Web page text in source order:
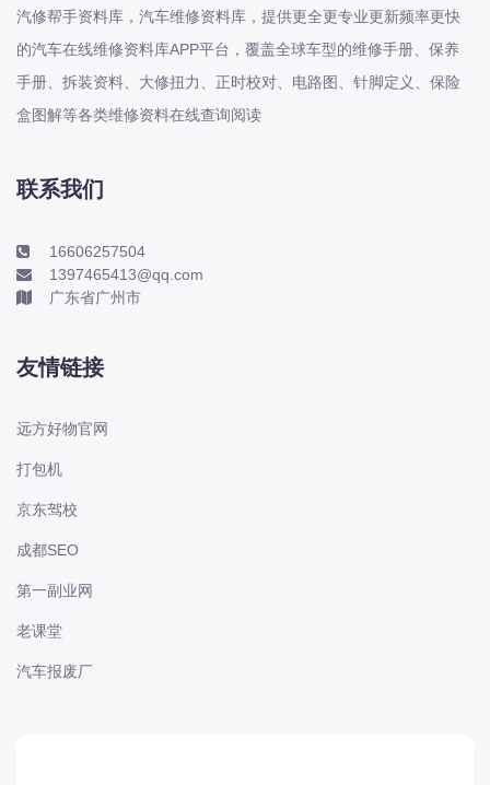
比亚迪-海外版
比亚迪商用车
比速
C
创维
曹操
长丰猎豹
长安-凯程
长安-欧尚
DS
东风富康
汽修帮手资料库，汽车维修资料库，提供更全更专业更新频率更快
的汽车在线维修资料库APP平台，覆盖全球车型的维修手册、保养
手册、拆装资料、大修扭力、正时校对、电路图、针脚定义、保险
盒图解等各类维修资料在线查询阅读
联系我们
16606257504
1397465413@qq.com
广东省广州市
友情链接
远方好物官网
打包机
京东驾校
成都SEO
第一副业网
老课堂
汽车报废厂